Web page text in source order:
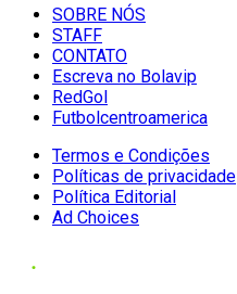
SOBRE NÓS
STAFF
CONTATO
Escreva no Bolavip
RedGol
Futbolcentroamerica
Termos e Condições
Políticas de privacidade
Política Editorial
Ad Choices